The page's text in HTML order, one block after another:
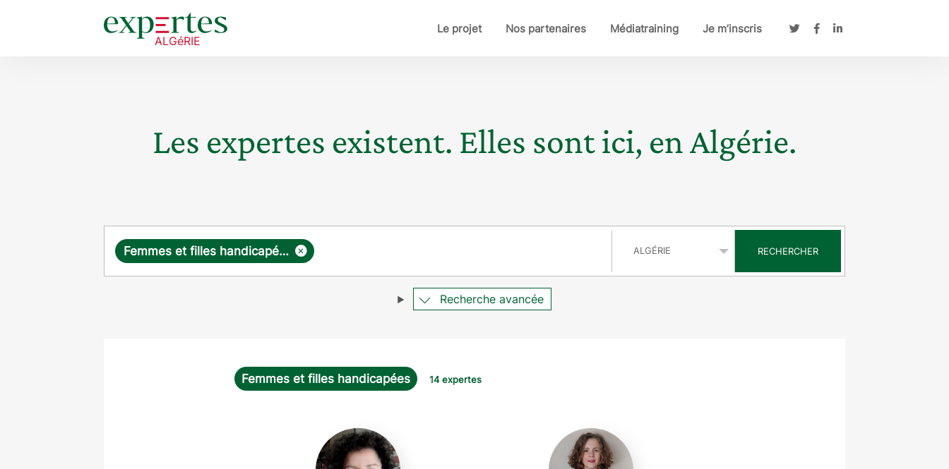
Le projet Nos partenaires Médiatraining Je m’inscris
Les expertes existent. Elles sont ici, en Algérie.
Requête ×
Femmes et filles handicapées RECHERCHER
Recherche avancée
Femmes et filles handicapées 14 expertes
Malika
Boubékeur
Nadège
Riche